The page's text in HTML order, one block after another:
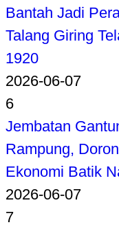
Bantah Jadi
Talang Giring
1920
2026-06-07
6
Jembatan
Rampung,
Ekonomi Batik
2026-06-07
7